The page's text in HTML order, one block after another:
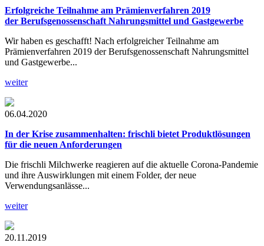
Erfolgreiche Teilnahme am Prämienverfahren 2019
der Berufsgenossenschaft Nahrungsmittel und Gastgewerbe
Wir haben es geschafft! Nach erfolgreicher Teilnahme am
Prämienverfahren 2019 der Berufsgenossenschaft Nahrungsmittel
und Gastgewerbe...
weiter
06.04.2020
In der Krise zusammenhalten: frischli bietet Produktlösungen
für die neuen Anforderungen
Die frischli Milchwerke reagieren auf die aktuelle Corona-Pandemie
und ihre Auswirklungen mit einem Folder, der neue
Verwendungsanlässe...
weiter
20.11.2019